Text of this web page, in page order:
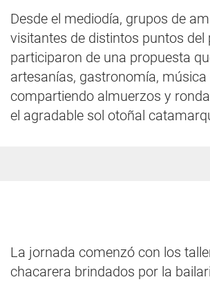
Desde el mediodía, grupos de
visitantes de distintos puntos del
participaron de una propuesta
artesanías, gastronomía, música
compartiendo almuerzos y
el agradable sol otoñal
La jornada comenzó con los
chacarera brindados por la